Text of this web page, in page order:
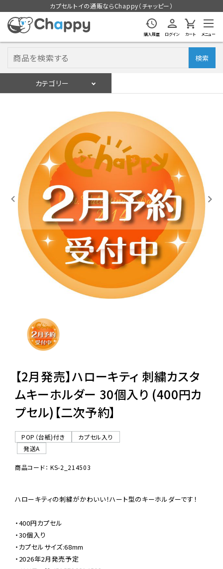
カプセルトイの通販ならChappy（チャッピー）
購入履歴 ログイン カート メニュー
検索
カテゴリー
入荷スケジュールをチェック
カプセルトイマシン本体
カプセルトイ
販促用空カプセル
レンタル
景品・玩具・文具
販促用カプセルトイ
06-6282-7659
【2月発売】ハローキティ 刺繍カスタ
ムキーホルダー 30個入り (400円カ
プセル)【二次予約】
POP（台紙)付き
カプセル入り
発送A
商品コード： KS-2_214503
ハローキティの刺繍がかわいい！ハート型のキーホルダーです！
・400円カプセル
・30個入り
・カプセルサイズ:68mm
・2026年2月発売予定